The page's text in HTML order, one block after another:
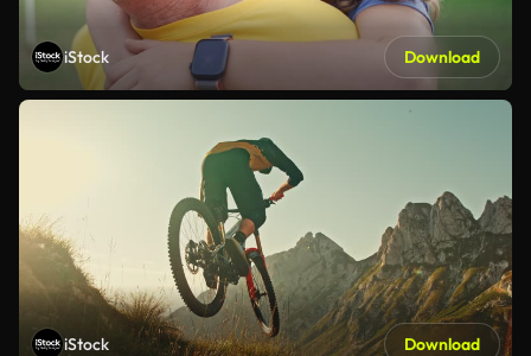
iStock Download
iStock Download